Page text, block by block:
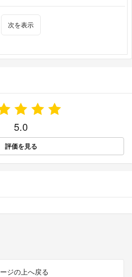
次を表示
5.0
評価を見る
ジの上へ戻る